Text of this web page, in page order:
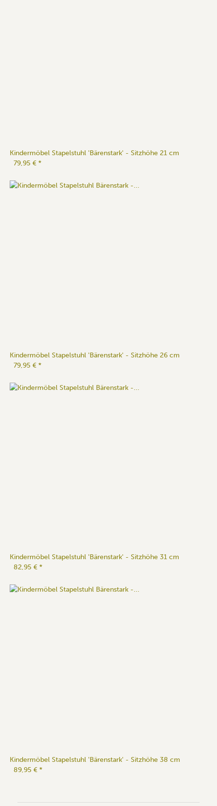
Kindermöbel Stapelstuhl 'Bärenstark' - Sitzhöhe 21 cm
79,95 € *
Kindermöbel Stapelstuhl 'Bärenstark' - Sitzhöhe 26 cm
79,95 € *
Kindermöbel Stapelstuhl 'Bärenstark' - Sitzhöhe 31 cm
82,95 € *
Kindermöbel Stapelstuhl 'Bärenstark' - Sitzhöhe 38 cm
89,95 € *